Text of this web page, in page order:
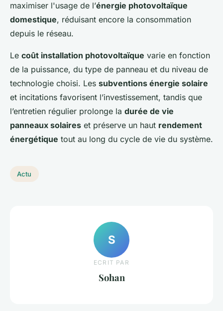
maximiser l'usage de l’énergie photovoltaïque
domestique, réduisant encore la consommation
depuis le réseau.
Le coût installation photovoltaïque varie en fonction
de la puissance, du type de panneau et du niveau de
technologie choisi. Les subventions énergie solaire
et incitations favorisent l’investissement, tandis que
l’entretien régulier prolonge la durée de vie
panneaux solaires et préserve un haut rendement
énergétique tout au long du cycle de vie du système.
Actu
S
ECRIT PAR
Sohan